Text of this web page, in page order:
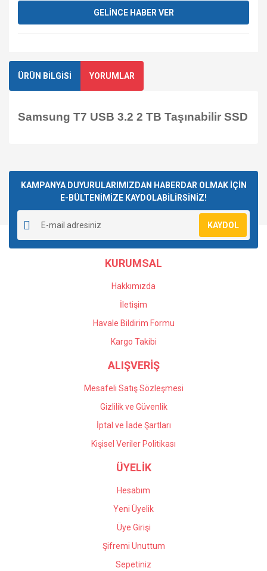
GELİNCE HABER VER
ÜRÜN BİLGİSİ YORUMLAR
Samsung T7 USB 3.2 2 TB Taşınabilir SSD
KAMPANYA DUYURULARIMIZDAN HABERDAR OLMAK İÇİN
E-BÜLTENİMİZE KAYDOLABİLİRSİNİZ!
KAYDOL
KURUMSAL
Hakkımızda
İletişim
Havale Bildirim Formu
Kargo Takibi
ALIŞVERİŞ
Mesafeli Satış Sözleşmesi
Gizlilik ve Güvenlik
İptal ve İade Şartları
Kişisel Veriler Politikası
ÜYELİK
Hesabım
Yeni Üyelik
Üye Girişi
Şifremi Unuttum
Sepetiniz